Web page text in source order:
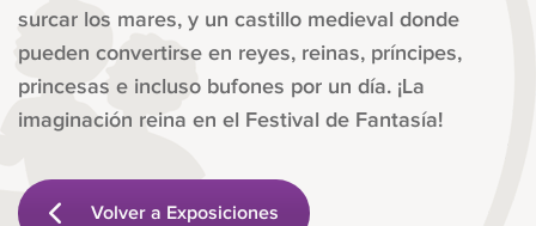
surcar los mares, y un castillo medieval donde
pueden convertirse en reyes, reinas, príncipes,
princesas e incluso bufones por un día. ¡La
imaginación reina en el Festival de Fantasía!
Volver a Exposiciones